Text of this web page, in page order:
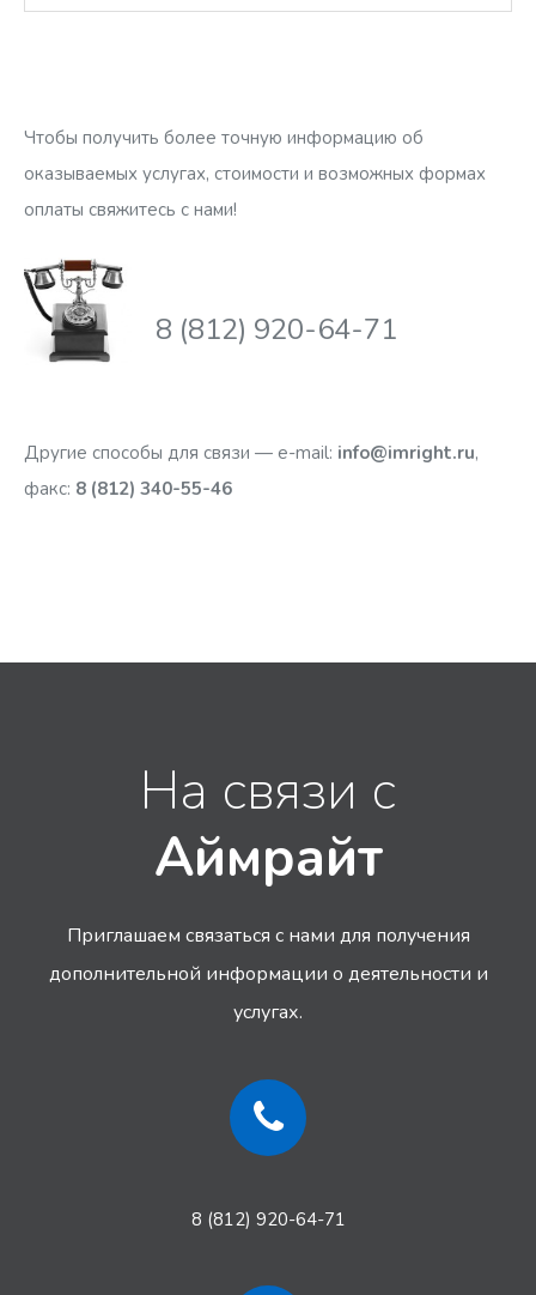
Чтобы получить более точную информацию об
оказываемых услугах, стоимости и возможных формах
оплаты свяжитесь с нами!
8 (812) 920-64-71
Другие способы для связи — e-mail: info@imright.ru,
факс: 8 (812) 340-55-46
На связи с
Аймрайт
Приглашаем связаться с нами для получения
дополнительной информации о деятельности и
услугах.
8 (812) 920-64-71